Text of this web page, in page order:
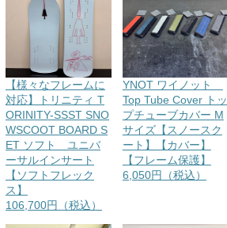
【様々なフレームに
対応】トリニティ T
ORINITY-SSST SNO
WSCOOT BOARD S
ET ソフト ユニバ
ーサルインサート
【ソフトフレック
ス】
106,700円（税込）
YNOT ワイノット
Top Tube Cover トッ
プチューブカバー M
サイズ【スノースク
ート】【カバー】
【フレーム保護】
6,050円（税込）